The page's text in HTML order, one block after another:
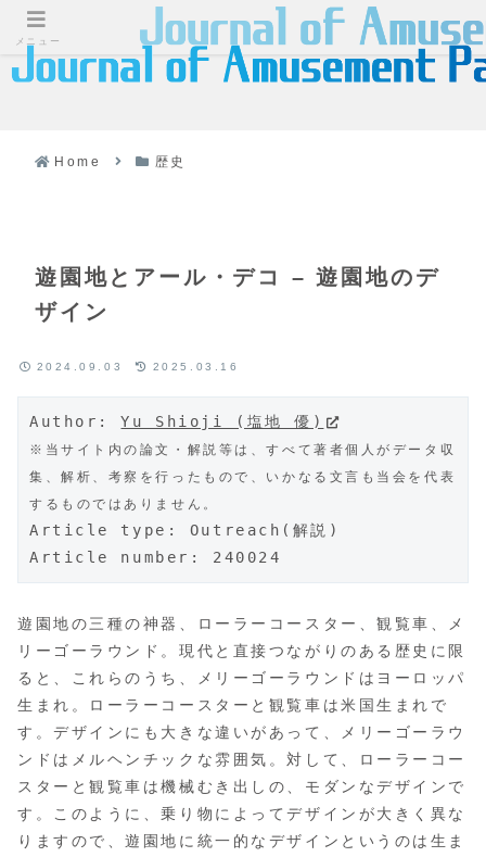
Home 歴史
遊園地とアール・デコ – 遊園地のデ
ザイン
2024.09.03 2025.03.16
Author: Yu Shioji (塩地 優)
※当サイト内の論文・解説等は、すべて著者個人がデータ収
集、解析、考察を行ったもので、いかなる文言も当会を代表
するものではありません。
Article type: Outreach(解説)
Article number: 240024
遊園地の三種の神器、ローラーコースター、観覧車、メ
リーゴーラウンド。現代と直接つながりのある歴史に限
ると、これらのうち、メリーゴーラウンドはヨーロッパ
生まれ。ローラーコースターと観覧車は米国生まれで
す。デザインにも大きな違いがあって、メリーゴーラウ
ンドはメルヘンチックな雰囲気。対して、ローラーコー
スターと観覧車は機械むき出しの、モダンなデザインで
す。このように、乗り物によってデザインが大きく異な
りますので、遊園地に統一的なデザインというのは生ま
メニュー